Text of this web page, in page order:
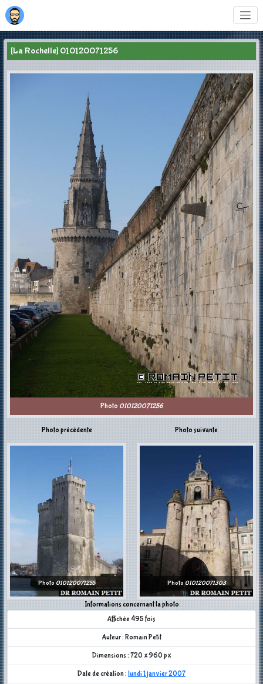
[La Rochelle] 010120071256
Photo 010120071256
Photo précédente
Photo010120071255
Informations concernant la photo
Affichée 495 fois
Auteur : Romain Petit
Dimensions : 720 x 960 px
Date de création : lundi 1 janvier 2007
Photo suivante
Photo010120071303